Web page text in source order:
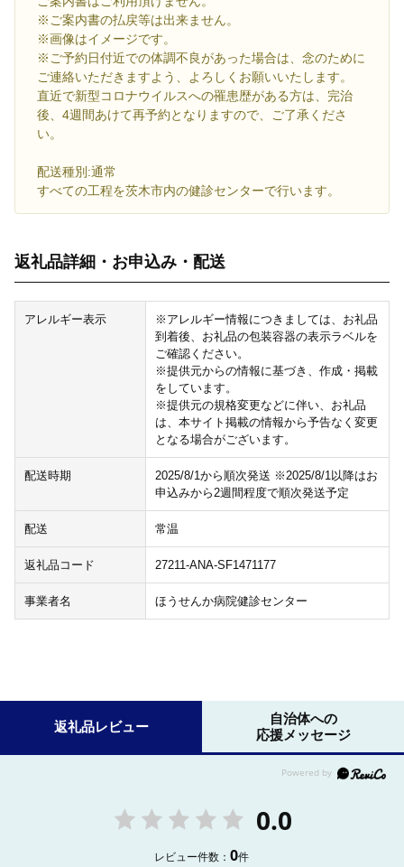
※ご案内書の払戻等は出来ません。
※画像はイメージです。
※ご予約日付近での体調不良があった場合は、念のために
ご連絡いただきますよう、よろしくお願いいたします。
直近で新型コロナウイルスへの罹患歴がある方は、完治
後、4週間あけて再予約となりますので、ご了承くださ
い。
配送種別:通常
すべての工程を茨木市内の健診センターで行います。
返礼品詳細・お申込み・配送
アレルギー表示
※アレルギー情報につきましては、お礼品
到着後、お礼品の包装容器の表示ラベルを
ご確認ください。
※提供元からの情報に基づき、作成・掲載
をしています。
※提供元の規格変更などに伴い、お礼品
は、本サイト掲載の情報から予告なく変更
となる場合がございます。
配送時期
2025/8/1から順次発送 ※2025/8/1以降はお
申込みから2週間程度で順次発送予定
配送 常温
返礼品コード 27211-ANA-SF1471177
事業者名 ほうせんか病院健診センター
返礼品レビュー
自治体への
応援メッセージ
0.0
レビュー件数：0件